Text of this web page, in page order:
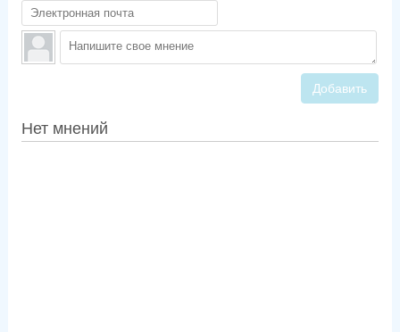
Добавить
Нет мнений